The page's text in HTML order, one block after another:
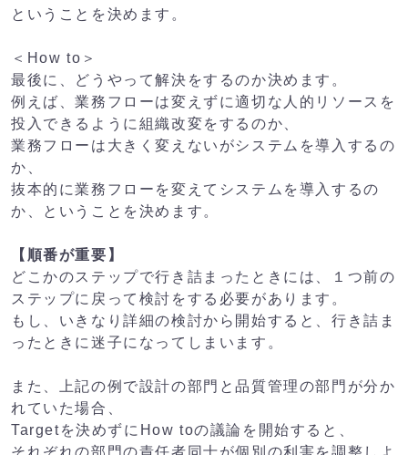
ということを決めます。
＜How to＞
最後に、どうやって解決をするのか決めます。
例えば、業務フローは変えずに適切な人的リソースを
投入できるように組織改変をするのか、
業務フローは大きく変えないがシステムを導入するの
か、
抜本的に業務フローを変えてシステムを導入するの
か、ということを決めます。
【順番が重要】
どこかのステップで行き詰まったときには、１つ前の
ステップに戻って検討をする必要があります。
もし、いきなり詳細の検討から開始すると、行き詰ま
ったときに迷子になってしまいます。
また、上記の例で設計の部門と品質管理の部門が分か
れていた場合、
Targetを決めずにHow toの議論を開始すると、
それぞれの部門の責任者同士が個別の利害を調整しよ